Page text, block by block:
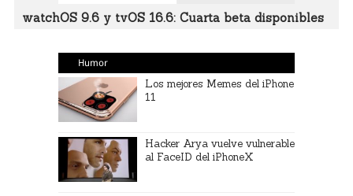
watchOS 9.6 y tvOS 16.6: Cuarta beta disponibles
Humor
Los mejores Memes del iPhone
11
Hacker Arya vuelve vulnerable
al FaceID del iPhoneX